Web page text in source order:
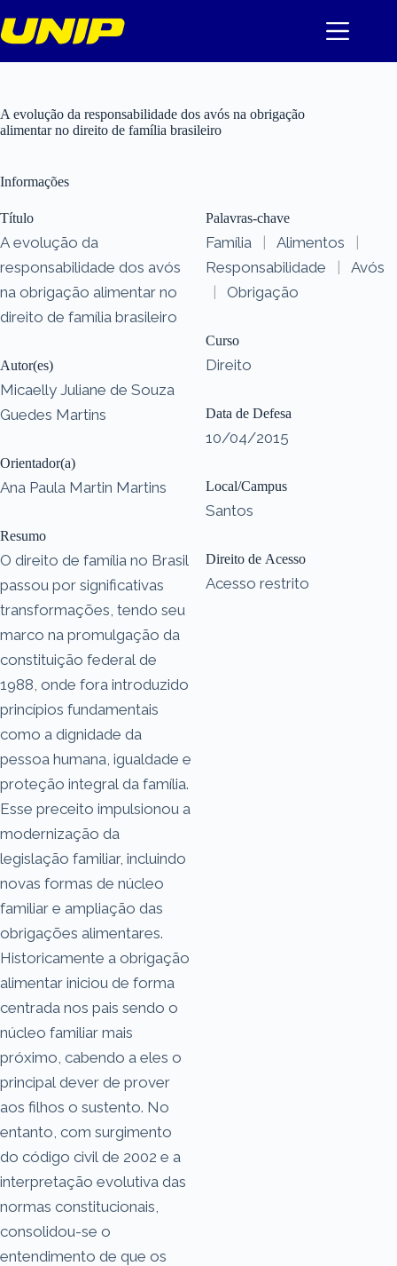
para
o
A evolução da responsabilidade dos avós na obrigação
alimentar no direito de família brasileiro
Informações
Título
A evolução da
responsabilidade dos avós
na obrigação alimentar no
direito de família brasileiro
Autor(es)
Micaelly Juliane de Souza
Guedes Martins
Orientador(a)
Ana Paula Martin Martins
Resumo
O direito de família no Brasil
passou por significativas
transformações, tendo seu
marco na promulgação da
constituição federal de
1988, onde fora introduzido
princípios fundamentais
como a dignidade da
pessoa humana, igualdade e
proteção integral da família.
Esse preceito impulsionou a
modernização da
legislação familiar, incluindo
novas formas de núcleo
familiar e ampliação das
obrigações alimentares.
Historicamente a obrigação
alimentar iniciou de forma
centrada nos pais sendo o
núcleo familiar mais
próximo, cabendo a eles o
principal dever de prover
aos filhos o sustento. No
entanto, com surgimento
do código civil de 2002 e a
interpretação evolutiva das
normas constitucionais,
consolidou-se o
entendimento de que os
Palavras-chave
Família | Alimentos
|
Responsabilidade
|
Avós
|
Obrigação
Curso
Direito
Data de Defesa
10/04/2015
Local/Campus
Santos
Direito de Acesso
Acesso restrito